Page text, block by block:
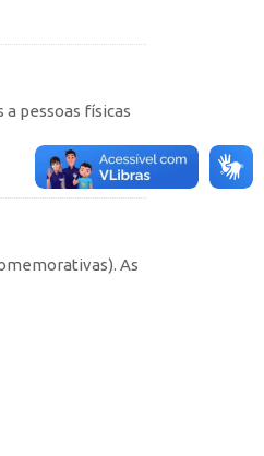
pessoas físicas
As